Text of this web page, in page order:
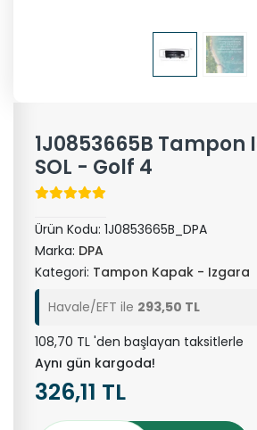
1J0853665B Tampon
SOL - Golf 4
Ürün Kodu: 1J0853665B_DPA
Marka: DPA
Kategori: Tampon Kapak - Izgara
Havale/EFT ile 293,50 TL
108,70 TL 'den başlayan taksitlerle
Aynı gün kargoda!
326,11 TL